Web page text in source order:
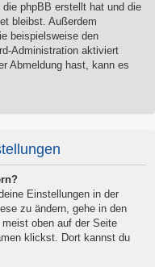
phpBB erstellt hat und die
bleibst. Außerdem
beispielsweise den
Administration aktiviert
Abmeldung hast, kann es
Einstellungen in der
zu ändern, gehe in den
meist oben auf der Seite
klickst. Dort kannst du